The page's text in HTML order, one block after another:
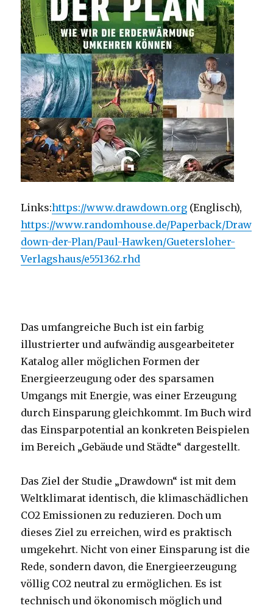
Links:https://www.drawdown.org (Englisch),
https://www.randomhouse.de/Paperback/Draw
down-der-Plan/Paul-Hawken/Guetersloher-
Verlagshaus/e551362.rhd
Das umfangreiche Buch ist ein farbig
illustrierter und aufwändig ausgearbeiteter
Katalog aller möglichen Formen der
Energieerzeugung oder des sparsamen
Umgangs mit Energie, was einer Erzeugung
durch Einsparung gleichkommt. Im Buch wird
das Einsparpotential an konkreten Beispielen
im Bereich „Gebäude und Städte“ dargestellt.
Das Ziel der Studie „Drawdown“ ist mit dem
Weltklimarat identisch, die klimaschädlichen
CO2 Emissionen zu reduzieren. Doch um
dieses Ziel zu erreichen, wird es praktisch
umgekehrt. Nicht von einer Einsparung ist die
Rede, sondern davon, die Energieerzeugung
völlig CO2 neutral zu ermöglichen. Es ist
technisch und ökonomisch möglich und